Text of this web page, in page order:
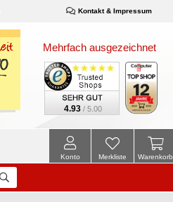
Kontakt & Impressum
Mehrfach ausgezeichnet
4.93 / 5.00
Warenkorb
Merkliste
Konto